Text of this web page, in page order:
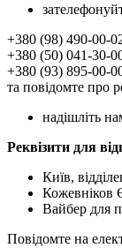
+380 (98) 490-00-
+380 (50) 041-30-
+380 (93) 895-00-
та повідомте про
надішліть
Реквізити для
Київ,
Кожевніков
Вайбер для
Повідомте на